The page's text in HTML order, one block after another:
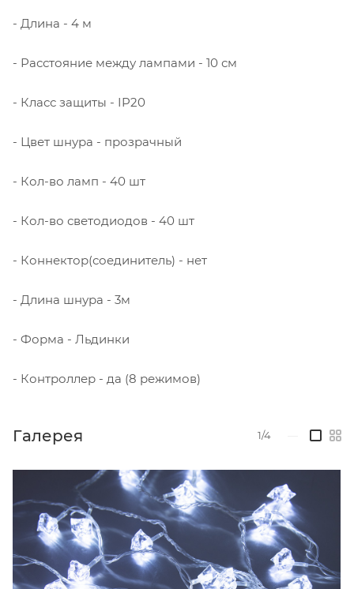
- Длина - 4 м
- Расстояние между лампами - 10 см
- Класс защиты - IP20
- Цвет шнура - прозрачный
- Кол-во ламп - 40 шт
- Кол-во светодиодов - 40 шт
- Коннектор(соединитель) - нет
- Длина шнура - 3м
- Форма - Льдинки
- Контроллер - да (8 режимов)
Галерея 1/4